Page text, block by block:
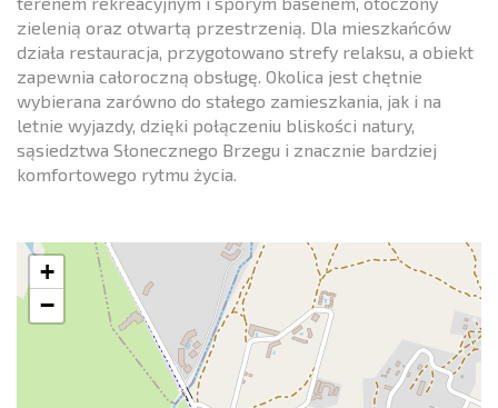
zielenią oraz otwartą przestrzenią. Dla mieszkańców
działa restauracja, przygotowano strefy relaksu, a obiekt
zapewnia całoroczną obsługę. Okolica jest chętnie
wybierana zarówno do stałego zamieszkania, jak i na
letnie wyjazdy, dzięki połączeniu bliskości natury,
sąsiedztwa Słonecznego Brzegu i znacznie bardziej
komfortowego rytmu życia.
+
−